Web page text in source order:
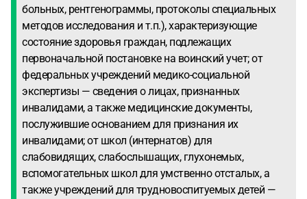
больных, рентгенограммы, протоколы специальных
методов исследования и т.п.), характеризующие
состояние здоровья граждан, подлежащих
первоначальной постановке на воинский учет; от
федеральных учреждений медико-социальной
экспертизы — сведения о лицах, признанных
инвалидами, а также медицинские документы,
послужившие основанием для признания их
инвалидами; от школ (интернатов) для
слабовидящих, слабослышащих, глухонемых,
вспомогательных школ для умственно отсталых, а
также учреждений для трудновоспитуемых детей —